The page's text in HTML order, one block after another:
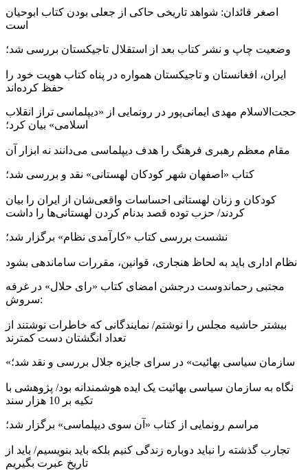
اصغر قائدان: شواهد تاریخی حاکی از جعلی بودن کتاب ابوحیان
است
وضعیت چاپ و نشر کتاب بعد از استقلال تاجیکستان بررسی شد؛
ایران، افغانستان و تاجیکستان همواره در پناه کتاب هویت خود را
حفظ کرده‌اند
حجت‌الاسلام مهدی ایمانی‌پور در رونمایی از «دیپلماسی تراز انقلاب
اسلامی» بیان کرد؛
مقام معظم رهبری فرهنگ را هدف دیپلماسی می‌دانند نه ابزار آن
کتاب «اصفهان شهر کودکان لهستانی» نقد و بررسی شد؛
کودکان و زنان لهستانی احساسات واقعی‌شان از ایران را بیان
کردند/ حزب توده قصد بدنام کردن لهستانی‌ها را داشت
نشست بررسی کتاب «کارآمدی نظام» برگزار شد؛
نظام اداری باید به لحاظ هنجاری، قوانین، مقررات ساماندهی بشود
مجتبی رحماندوست درجشن امضای کتاب «رای حلال» در غرفه
سروش:
بیشتر حاشیه مجلس را نوشتم/ نمایندگانی که خاطرات‌ نوشتند از
تعداد انگشتان دست کمترند
«سازمان سیاسی بهائیت» در سرای جایزه جلال بررسی و نقد شد؛
نگاه به سازمان سیاسی بهائیت یک ایده هوشمندانه بود/ پژوهشی با
تکیه بر 10 هزار سند
مراسم رونمایی از کتاب «آن سوی دیپلماسی» برگزار شد؛
تجارب گذشته را نباید دوباره زندگی کنیم بلکه باید بنویسیم/ باید از
تاریخ عبرت بگیریم